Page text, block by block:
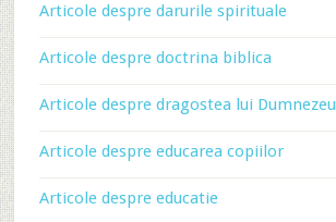
Articole despre darurile spirituale
Articole despre doctrina biblica
Articole despre dragostea lui Dumnezeu
Articole despre educarea copiilor
Articole despre educatie